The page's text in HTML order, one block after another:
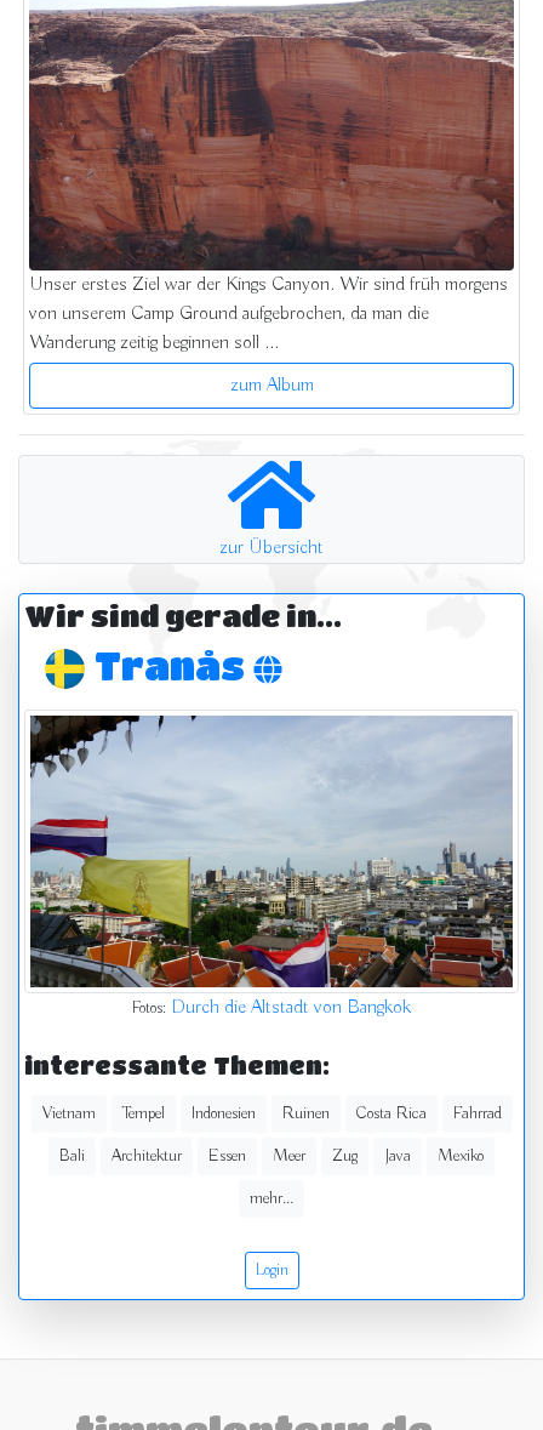
Unser erstes Ziel war der Kings Canyon. Wir sind früh morgens
von unserem Camp Ground aufgebrochen, da man die
Wanderung zeitig beginnen soll ...
zum Album
zur Übersicht
Wir sind gerade in...
Tranås
Fotos: Durch die Altstadt von Bangkok
interessante Themen:
Vietnam Tempel Indonesien Ruinen Costa Rica
Fahrrad
Bali
Architektur Essen Meer Zug Java
Mexiko
mehr...
Login